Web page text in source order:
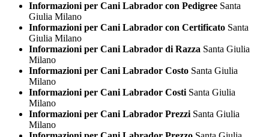
Informazioni per Cani Labrador con Pedigree Santa
Giulia Milano
Informazioni per Cani Labrador con Certificato Santa
Giulia Milano
Informazioni per Cani Labrador di Razza Santa Giulia
Milano
Informazioni per Cani Labrador Costo Santa Giulia
Milano
Informazioni per Cani Labrador Costi Santa Giulia
Milano
Informazioni per Cani Labrador Prezzi Santa Giulia
Milano